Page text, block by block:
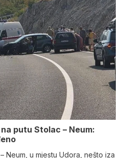
putu Stolac – Neum:
Neum, u mjestu Udora, nešto iza